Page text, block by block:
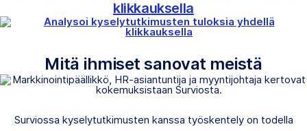
klikkauksella
Mitä ihmiset sanovat meistä
Surviossa kyselytutkimusten kanssa työskentely on todella